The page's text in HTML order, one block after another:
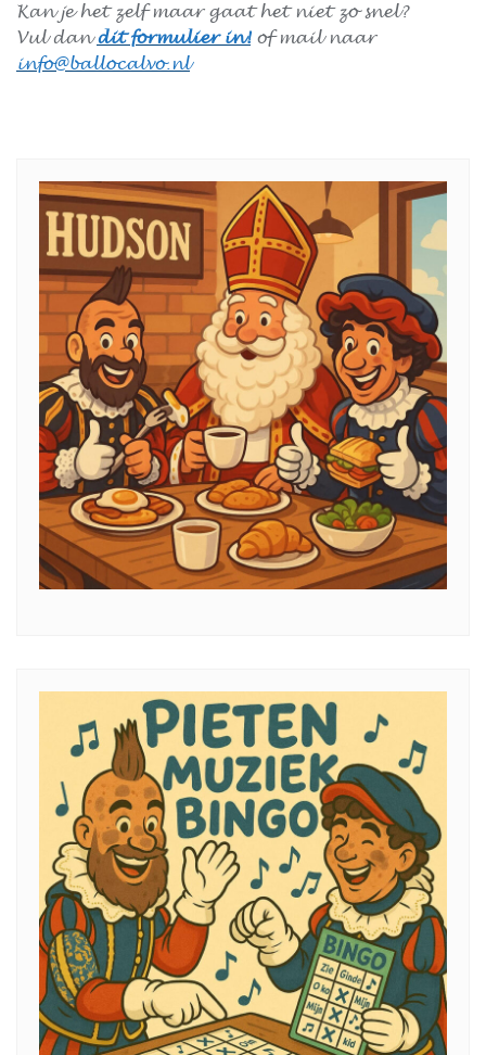
Kan je het zelf maar gaat het niet zo snel?
Vul dandit formulier in!of mail naar
info@ballocalvo.nl